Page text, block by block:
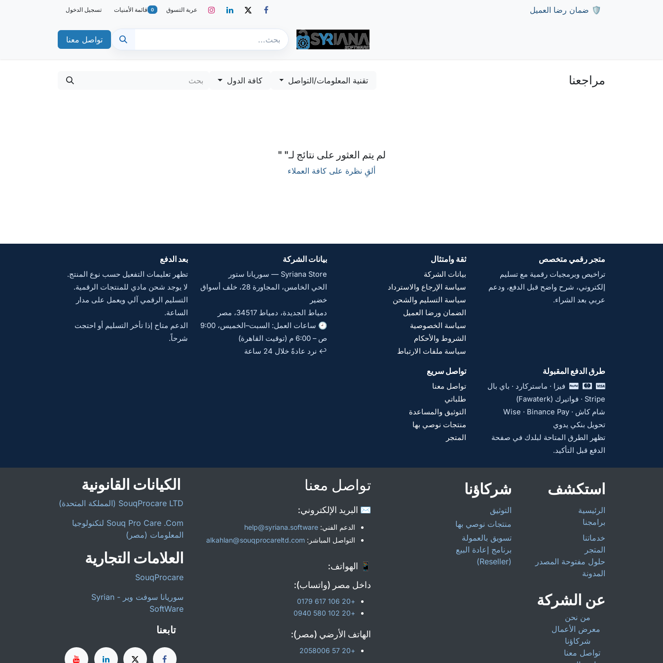
تخطي للذهاب إلى المحتوى🛡️ ضمان رضا العميل عربة التسوق 0 قائمة الأمنيات تسجيل الدخول
منتجات الشركات أدوات النظام والاستعادة
تواصل معنا
مراجعنا تقنية المعلومات/التواصل كافة الدول
لم يتم العثور على نتائج لـ" "
ألقِ نظرة على كافة العملاء
متجر رقمي متخصص
تراخيص وبرمجيات رقمية مع تسليم
إلكتروني، شرح واضح قبل الدفع، ودعم
عربي بعد الشراء.
ثقة وامتثال
بيانات الشركة
سياسة الإرجاع والاسترداد
سياسة التسليم والشحن
الضمان ورضا العميل
سياسة الخصوصية
الشروط والأحكام
سياسة ملفات الارتباط
بيانات الشركة
Syriana Store — سوريانا ستور
الحي الخامس، المجاورة 28، خلف أسواق
خضير
دمياط الجديدة، دمياط 34517، مصر
🕘 ساعات العمل: السبت–الخميس، 9:00
ص – 6:00 م (توقيت القاهرة)
↩️ نرد عادةً خلال 24 ساعة
بعد الدفع
تظهر تعليمات التفعيل حسب نوع المنتج.
لا يوجد شحن مادي للمنتجات الرقمية.
التسليم الرقمي آلي ويعمل على مدار
الساعة.
الدعم متاح إذا تأخر التسليم أو احتجت
شرحاً.
طرق الدفع المقبولة
فيزا · ماستركارد · باي بال
Stripe · فواتيرك (Fawaterk)
شام كاش · Wise · Binance Pay
تحويل بنكي يدوي
تظهر الطرق المتاحة لبلدك في صفحة
الدفع قبل التأكيد.
تواصل سريع
تواصل معنا
طلباتي
التوثيق والمساعدة
منتجات نوصي بها
المتجر
استكشف
الرئيسية
برامجنا
خدماتنا
المتجر
حلول مفتوحة المصدر
المدونة
عن الشركة
من نحن
معرض الأعمال
شركاؤنا
تواصل معنا
شركاؤنا
التوثيق
منتجات نوصي بها
تسويق بالعمولة
برنامج إعادة البيع
(Reseller)
تواصل معنا
✉️ البريد الإلكتروني:
الدعم الفني: help@syriana.software
التواصل المباشر: alkahlan@souqprocareltd.com
📱 الهواتف:
داخل مصر (واتساب):
+20 106 617 0179
+20 102 580 0940
الهاتف الأرضي (مصر):
+20 57 2058006
الكيانات القانونية
SouqProcare LTD (المملكة المتحدة)
Souq Pro Care .Com لتكنولوجيا
المعلومات (مصر)
العلامات التجارية
SouqProcare
سوريانا سوفت وير - Syrian
SoftWare
تابعنا